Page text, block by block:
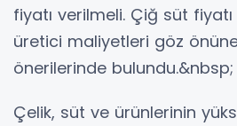
fiyatı verilmeli. Çiğ süt
üretici maliyetleri göz önüne
önerilerinde bulundu.&nbsp;
Çelik, süt ve ürünlerinin